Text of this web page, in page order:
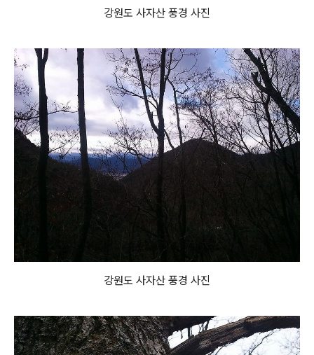
강원도 사자산 풍경 사진
강원도 사자산 풍경 사진